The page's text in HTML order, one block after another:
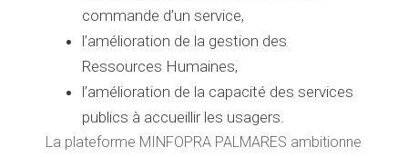
commande d’un service,
l’amélioration de la gestion des
Ressources Humaines,
l’amélioration de la capacité des services
publics à accueillir les usagers.
La plateforme MINFOPRA PALMARES ambitionne